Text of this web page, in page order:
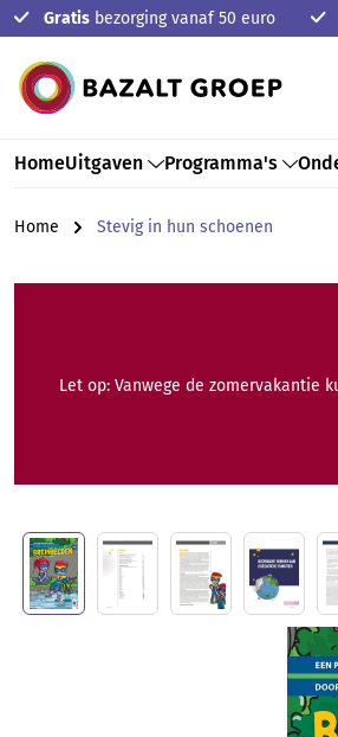
Ga naar de
Gratisbezorging vanaf 50 euro
HomeUitgaven Programma's
Home Stevig in hun schoenen
Let op: Vanwege de zomervakantie
Afbeeldingengalerij overslaan